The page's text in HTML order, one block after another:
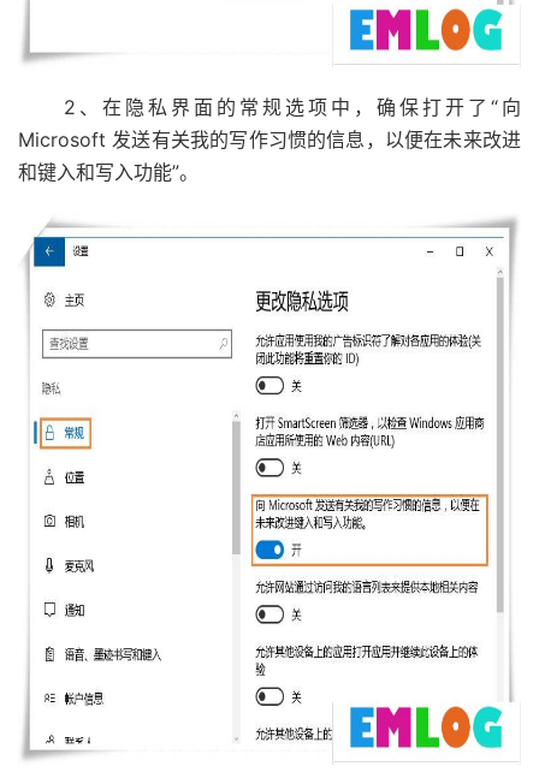
2、在隐私界面的常规选项中，确保打开了“向
Microsoft 发送有关我的写作习惯的信息，以便在未来改进
和键入和写入功能”。